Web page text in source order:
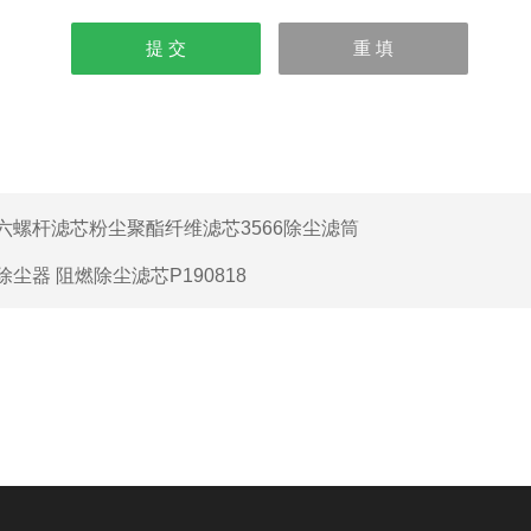
螺杆滤芯粉尘聚酯纤维滤芯3566除尘滤筒
尘器 阻燃除尘滤芯P190818